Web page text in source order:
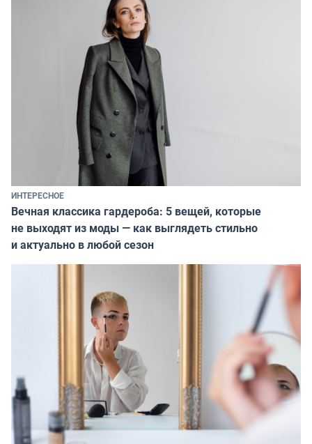
ИНТЕРЕСНОЕ
Вечная классика гардероба: 5 вещей, которые
не выходят из моды — как выглядеть стильно
и актуально в любой сезон